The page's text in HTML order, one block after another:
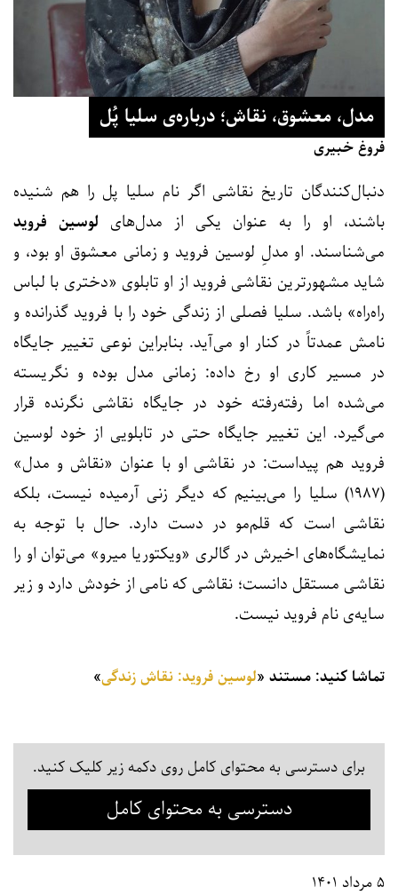
مدل، معشوق، نقاش؛ درباره‌ی سلیا پُل
فروغ خبیری
دنبال‌کنندگان تاریخ نقاشی اگر نام سلیا پل را هم شنیده
باشند، او را به عنوان یکی از مدل‌های لوسین فروید
می‌شناسند. او مدلِ لوسین فروید و زمانی معشوق او بود، و
شاید مشهورترین نقاشی فروید از او تابلوی «دختری با لباس
راه‌راه» باشد. سلیا فصلی از زندگی خود را با فروید گذرانده و
نامش عمدتاً در کنار او می‌آید. بنابراین نوعی تغییر جایگاه
در مسیر کاری او رخ داده: زمانی مدل بوده و نگریسته
می‌شده اما رفته‌رفته خود در جایگاه نقاشی نگرنده قرار
می‌گیرد. این تغییر جایگاه حتی در تابلویی از خود لوسین
فروید هم پیداست: در نقاشی او با عنوان «نقاش و مدل»
(۱۹۸۷) سلیا را می‌بینیم که دیگر زنی آرمیده نیست، بلکه
نقاشی است که قلم‌مو در دست دارد. حال با توجه به
نمایشگاه‌های اخیرش در گالری «ویکتوریا میرو» می‌توان او را
نقاشی مستقل دانست؛ نقاشی که نامی از خودش دارد و زیر
سایه‌ی نام فروید نیست.
تماشا کنید: مستند «لوسین فروید: نقاش زندگی»
برای دسترسی به محتوای کامل روی دکمه زیر کلیک کنید.
دسترسی به محتوای کامل
۵ مرداد ۱۴۰۱